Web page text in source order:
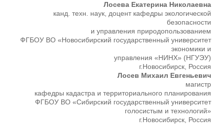
Лосева Екатерина Николаевна
канд. техн. наук, доцент кафедры экологической
безопасности
и управления природопользованием
ФГБОУ ВО «Новосибирский государственный университет
экономики и
управления «НИНХ» (НГУЭУ)
г.Новосибирск, Россия
Лосев Михаил Евгеньевич
магистр
кафедры кадастра и территориального планирования
ФГБОУ ВО «Сибирский государственный университет
голосистым и технологий»
г.Новосибирск, Россия